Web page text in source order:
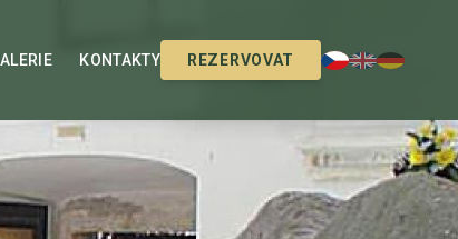
KONTAKTY REZERVOVAT